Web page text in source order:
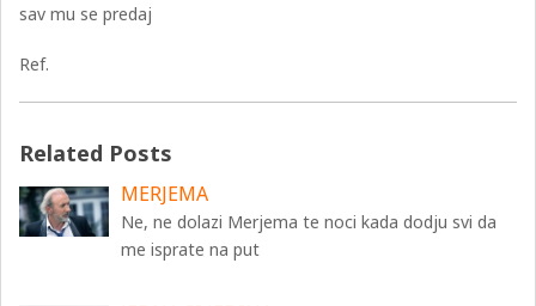
sav mu se predaj
Ref.
Related Posts
MERJEMA
Ne, ne dolazi Merjema te noci kada dodju svi da
me isprate na put